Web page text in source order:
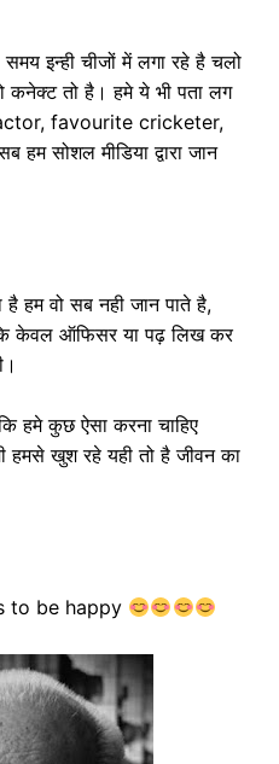
इन्ही चीजों में लगा रहे है चलो
कनेक्ट तो है। हमे ये भी पता लग
favourite cricketer,
हम सोशल मीडिया द्वारा जान
है हम वो सब नही जान पाते है,
केवल ऑफिसर या पढ़ लिख कर
हमे कुछ ऐसा करना चाहिए
हमसे खुश रहे यही तो है जीवन का
to be happy